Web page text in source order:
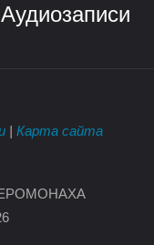
Аудиозаписи
Карта сайта